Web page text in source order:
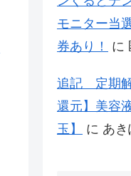
モニター当
券あり！
に
追記 定期解
還元】美容
玉】
に あき